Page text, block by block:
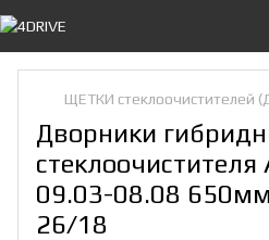
ЩЕТКИ стеклоочистителей
Дворники
стеклоочистителя
09.03-08.08
26/18